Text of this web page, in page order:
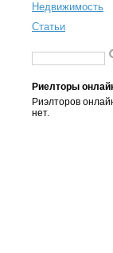
Недвижимость
Статьи
Риелторы
Риэлторов
нет.